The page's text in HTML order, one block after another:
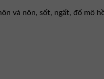
và nôn, sốt, ngất, đổ